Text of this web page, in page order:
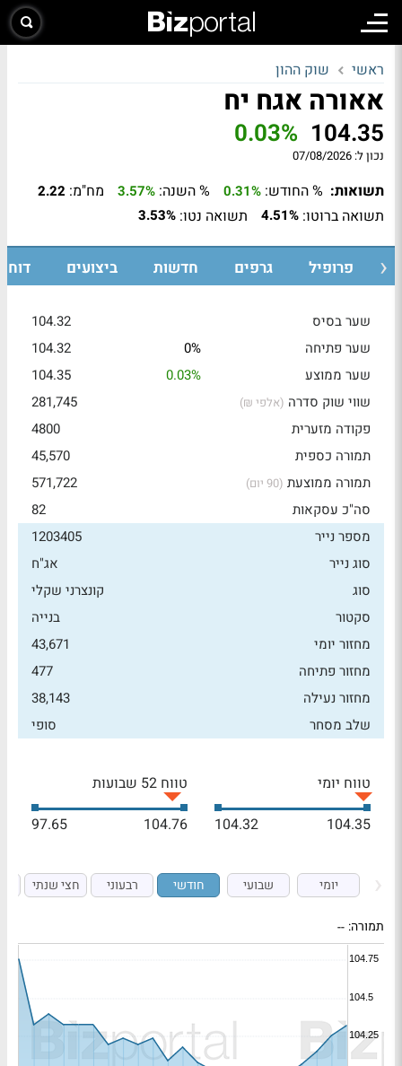
ראשי שוק ההון
אאורה אגח יח
104.35
0.03%
נכון ל: 07/08/2026
תשואות: % החודש: 0.31% % השנה: 3.57% מח"מ: 2.22
תשואה ברוטו: 4.51% תשואה נטו: 3.53%
פרופיל גרפים חדשות ביצועים
שער בסיס
104.32
שער פתיחה
0%
104.32
שער ממוצע
0.03%
104.35
שווי שוק סדרה (אלפי ₪)
281,745
פקודה מזערית
4800
תמורה כספית
45,570
תמורה ממוצעת (90 יום)
571,722
סה"כ עסקאות
82
מספר נייר
1203405
סוג נייר
אג"ח
סוג
קונצרני שקלי
סקטור
בנייה
מחזור יומי
43,671
מחזור פתיחה
477
מחזור נעילה
38,143
שלב מסחר
סופי
טווח יומי
104.35
104.32
טווח 52 שבועות
104.76
97.65
יומי שבועי חודשי רבעוני חצי שנתי
תמורה: --